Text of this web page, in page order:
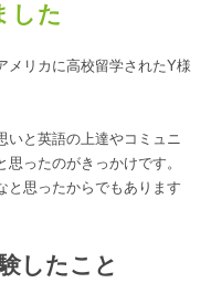
した
メリカに高校留学されたY様
いと英語の上達やコミュニ
ったのがきっかけです。
と思ったからでもあります
したこと